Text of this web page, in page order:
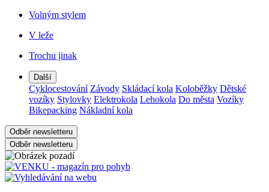
Volným stylem
V leže
Trochu jinak
Další
Cyklocestování Závody Skládací kola Koloběžky Dětské
vozíky Stylovky Elektrokola Lehokola Do města Vozíky
Bikepacking Nákladní kola
Odběr newsletteru
Odběr newsletteru